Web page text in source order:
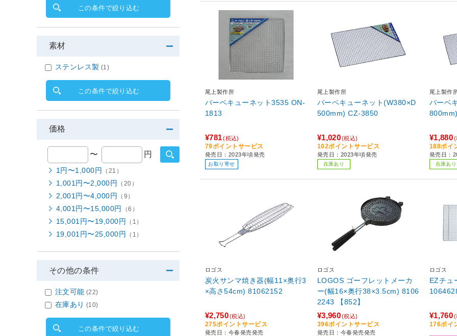
尾上製作所
バーベキューネット3535 ON-
1813
¥781 (税込)
79ポイントサービス
発売日：2023年頃発売
お取り寄せ
尾上製作所
バーベキューネット(W380×D
500mm) CZ-3850
¥1,020(税込)
102ポイントサービス
発売日：2023年頃発売
在庫あり
尾上製作
バーベ
¥1,880(
188ポイ
発売日：
在庫あり
ロゴス
炭火サンマ焼き器(幅11×奥行3
×高さ54cm) 81062152
¥2,750(税込)
275ポイントサービス
発売日：今春発売発売
ロゴス
LOGOS ゴーフレットメーカ
ー(幅16×奥行38×3.5cm) 8106
2243 【852】
¥3,960(税込)
396ポイントサービス
発売日：今春発売発売
ロゴス
EZチュ
¥1,760(
176ポイ
この条件で絞り込む
素材
ステンレス製 (1)
この条件で絞り込む
価格
〜 円
1円〜1,000円 （21）
1,001円〜2,000円 （20）
2,001円〜4,000円 （9）
4,001円〜15,000円 （6）
15,001円〜19,000円 （1）
19,001円〜25,000円 （1）
その他の条件
注文可能 (22)
在庫あり (10)
この条件で絞り込む